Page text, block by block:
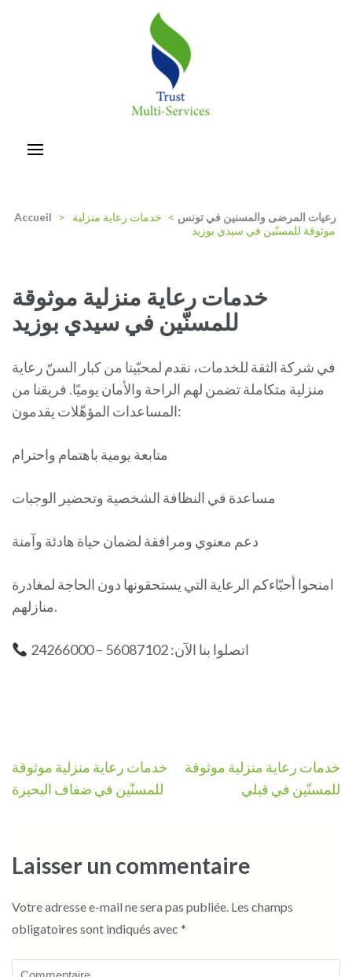
Accueil > رعيات المرضى والمسنين في تونس > خدمات رعاية منزلية
موثوقة للمسنّين في سيدي بوزيد
خدمات رعاية منزلية موثوقة
للمسنّين في سيدي بوزيد
في شركة الثقة للخدمات، نقدم لمحبّينا من كبار السنّ رعاية
منزلية متكاملة تضمن لهم الراحة والأمان يوميًا. فريقنا من
المساعدات المؤهّلات يقدمون:
متابعة يومية باهتمام واحترام
مساعدة في النظافة الشخصية وتحضير الوجبات
دعم معنوي ومرافقة لضمان حياة هادئة وآمنة
امنحوا أحبّاءكم الرعاية التي يستحقونها دون الحاجة لمغادرة
منازلهم.
اتصلوا بنا الآن: 56087102 – 24266000
Navigation
de
خدمات رعاية منزلية موثوقة
للمسنّين في ضفاف البحيرة
خدمات رعاية منزلية موثوقة
للمسنّين في قبلي
Laisser un commentaire
Votre adresse e-mail ne sera pas publiée. Les champs
obligatoires sont indiqués avec *
Commentaire